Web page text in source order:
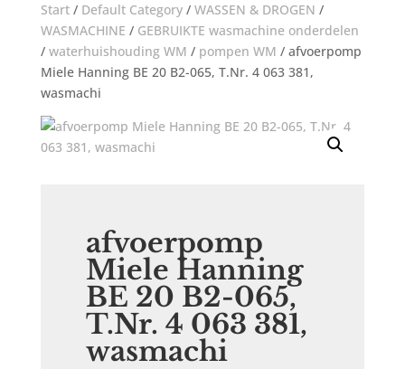
Start/ Default Category/ WASSEN & DROGEN /
WASMACHINE / GEBRUIKTE wasmachine onderdelen
/ waterhuishouding WM / pompen WM / afvoerpomp
Miele Hanning BE 20 B2-065, T.Nr. 4 063 381,
wasmachi
afvoerpomp
Miele Hanning
BE 20 B2-065,
T.Nr. 4 063 381,
wasmachi